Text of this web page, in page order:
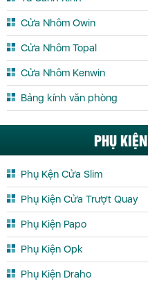
Phòng Tắm Kính Trà Vinh
Phòng Tắm Kính Vĩnh Long
Phòng Tắm Kính Yên Bái
Cửa Nhôm Owin
Cửa Nhôm Topal
Cửa Nhôm Kenwin
Bảng kính văn phòng
PHỤ
Phụ Kện Cửa Slim
Phụ Kiện Cửa Trượt Quay
Phụ Kiện Papo
Phụ Kiện Opk
Phụ Kiện Draho